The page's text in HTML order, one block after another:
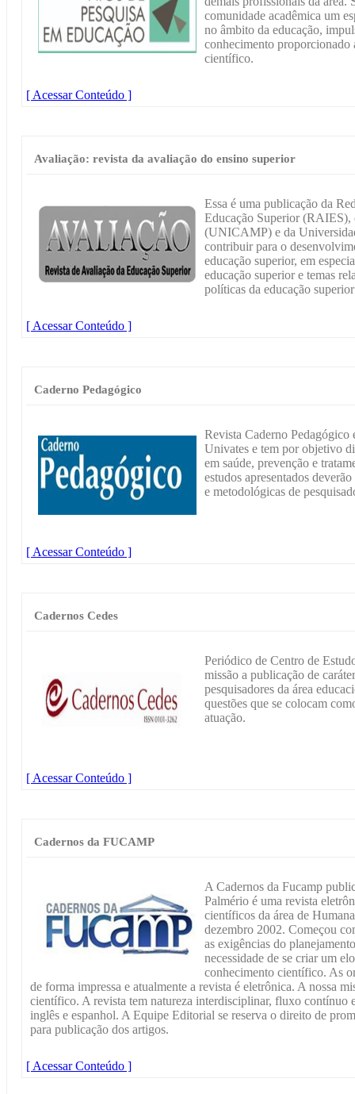
comunidade acadêmica um
no âmbito da educação,
conhecimento proporcionado
científico.
[ Acessar Conteúdo ]
Avaliação: revista da avaliação do ensino superior
Essa é uma publicação da
Educação Superior (RAIES),
(UNICAMP) e da
contribuir para o
educação superior, em
educação superior e temas
políticas da educação
[ Acessar Conteúdo ]
Caderno Pedagógico
Revista Caderno Pedagógico
Univates e tem por objetivo
em saúde, prevenção e
estudos apresentados
e metodológicas de
[ Acessar Conteúdo ]
Cadernos Cedes
Periódico de Centro de
missão a publicação de
pesquisadores da área
questões que se colocam
atuação.
[ Acessar Conteúdo ]
Cadernos da FUCAMP
A Cadernos da Fucamp
Palmério é uma revista
científicos da área de
dezembro 2002. Começou
as exigências do
necessidade de se criar um
conhecimento científico. As
de forma impressa e atualmente a revista é eletrônica. A nossa
científico. A revista tem natureza interdisciplinar, fluxo contínuo
inglês e espanhol. A Equipe Editorial se reserva o direito de
para publicação dos artigos.
[ Acessar Conteúdo ]